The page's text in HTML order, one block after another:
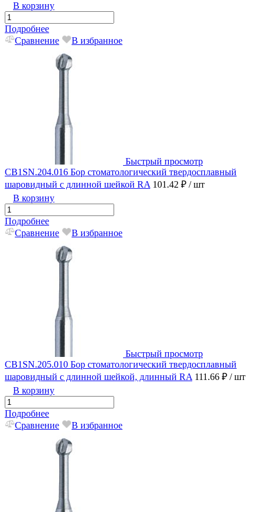
В корзину
Подробнее
Сравнение
В избранное
Быстрый просмотр
CB1SN.204.016 Бор стоматологический твердосплавный
шаровидный с длинной шейкой RA 101.42 ₽ / шт
В корзину
Подробнее
Сравнение
В избранное
Быстрый просмотр
CB1SN.205.010 Бор стоматологический твердосплавный
шаровидный с длинной шейкой, длинный RA 111.66 ₽ / шт
В корзину
Подробнее
Сравнение
В избранное